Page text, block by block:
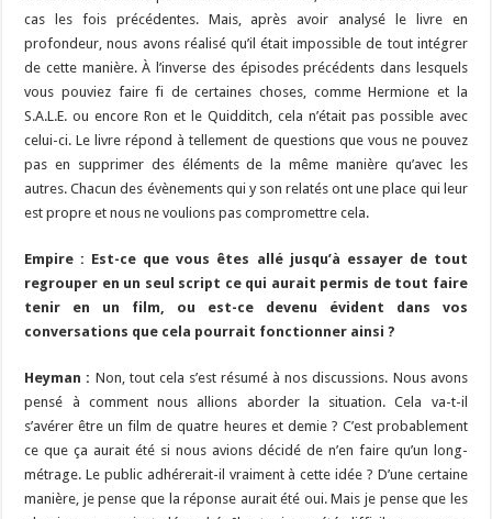
cas les fois précédentes. Mais, après avoir analysé le livre en
profondeur, nous avons réalisé qu’il était impossible de tout intégrer
de cette manière. À l’inverse des épisodes précédents dans lesquels
vous pouviez faire fi de certaines choses, comme Hermione et la
S.A.L.E. ou encore Ron et le Quidditch, cela n’était pas possible avec
celui-ci. Le livre répond à tellement de questions que vous ne pouvez
pas en supprimer des éléments de la même manière qu’avec les
autres. Chacun des évènements qui y son relatés ont une place qui leur
est propre et nous ne voulions pas compromettre cela.
Empire : Est-ce que vous êtes allé jusqu’à essayer de tout
regrouper en un seul script ce qui aurait permis de tout faire
tenir en un film, ou est-ce devenu évident dans vos
conversations que cela pourrait fonctionner ainsi ?
Heyman : Non, tout cela s’est résumé à nos discussions. Nous avons
pensé à comment nous allions aborder la situation. Cela va-t-il
s’avérer être un film de quatre heures et demie ? C’est probablement
ce que ça aurait été si nous avions décidé de n’en faire qu’un long-
métrage. Le public adhérerait-il vraiment à cette idée ? D’une certaine
manière, je pense que la réponse aurait été oui. Mais je pense que les